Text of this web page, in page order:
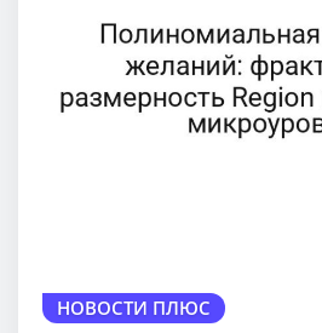
НОВОСТИ ПЛЮС